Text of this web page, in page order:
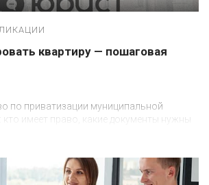
квартиру — пошаговая
по приватизации муниципальной
имеет право, какие документы нужны